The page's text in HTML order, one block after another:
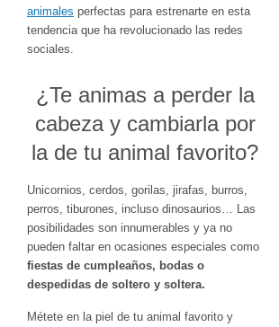
animales perfectas para estrenarte en esta
tendencia que ha revolucionado las redes
sociales.
¿Te animas a perder la
cabeza y cambiarla por
la de tu animal favorito?
Unicornios, cerdos, gorilas, jirafas, burros,
perros, tiburones, incluso dinosaurios… Las
posibilidades son innumerables y ya no
pueden faltar en ocasiones especiales como
fiestas de cumpleaños, bodas o
despedidas de soltero y soltera.
Métete en la piel de tu animal favorito y